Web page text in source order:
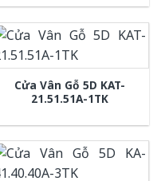
Cửa Vân Gỗ 5D KAT-
21.51.51A-1TK